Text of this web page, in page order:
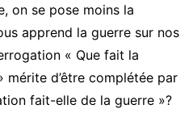
on se pose moins la
apprend la guerre sur nos
« Que fait la
mérite d’être complétée par
fait-elle de la guerre »?